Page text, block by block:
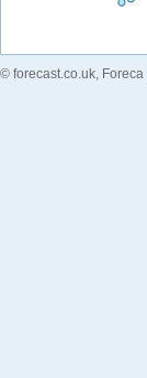
© forecast.co.uk , Foreca